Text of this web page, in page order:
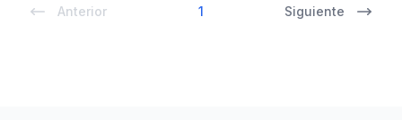
Anterior 1 Siguiente